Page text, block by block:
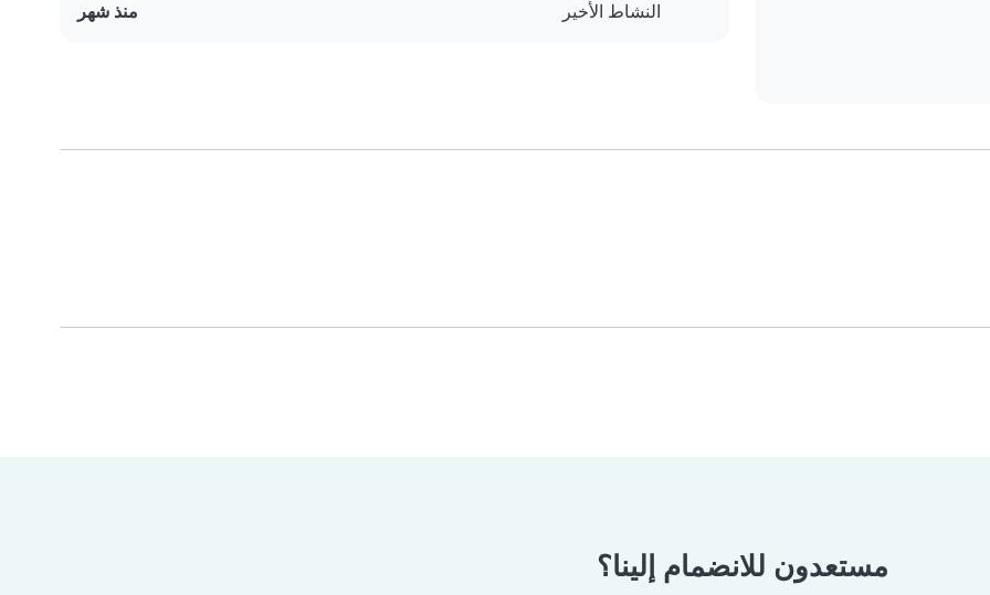
النشاط الأخير منذ شهر
مستعدون للانضمام إلينا؟